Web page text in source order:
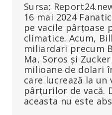
Sursa:
16 mai 2024
pe vacile pârțoase
climatice. Acum,
miliardari precum
Ma, Soros și
milioane de dolari
care lucrează la
pârțurilor de vacă.
aceasta nu este